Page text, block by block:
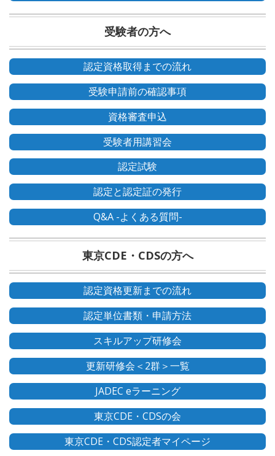
受験者の方へ
認定資格取得までの流れ
受験申請前の確認事項
資格審査申込
受験者用講習会
認定試験
認定と認定証の発行
Q&A -よくある質問-
東京CDE・CDSの方へ
認定資格更新までの流れ
認定単位書類・申請方法
スキルアップ研修会
更新研修会＜2群＞一覧
JADEC eラーニング
東京CDE・CDSの会
東京CDE・CDS認定者マイページ